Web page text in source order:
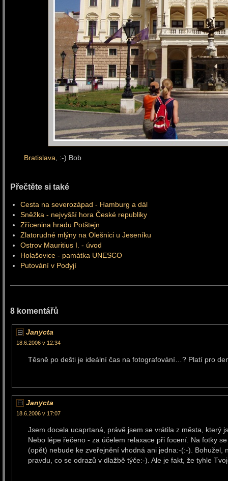
Bratislava, :-) Bob
Přečtěte si také
Cesta na severozápad - Hamburg a dál
Sněžka - nejvyšší hora České republiky
Zřícenina hradu Potštejn
Zlatorudné mlýny na Olešnici u Jeseníku
Ostrov Mauritius I. - úvod
Holašovice - památka UNESCO
Putování v Podyjí
8 komentářů
Janycta
18.6.2006 v 12:34
Těsně po dešti je ideální čas na fotografování…? Platí pro
Janycta
18.6.2006 v 17:07
Jsem docela ucaprtaná, právě jsem se vrátila z města, který
Nebo lépe řečeno - za účelem relaxace při focení. Na fotky
(opět) nebude ke zveřejnění vhodná ani jedna:-(:-). Bohužel,
pravdu, co se odrazů v dlažbě týče:-). Ale je fakt, že tyhle